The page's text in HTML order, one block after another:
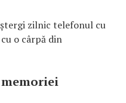
ștergi zilnic telefonul cu
o cârpă din